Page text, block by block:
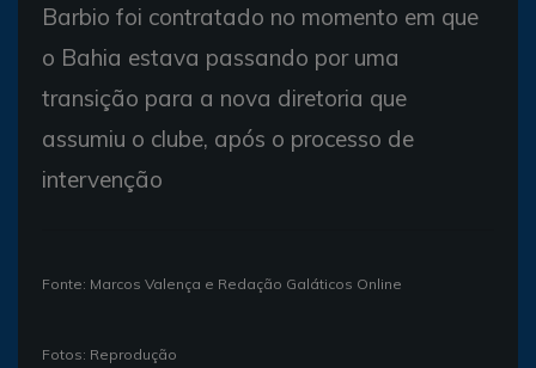
Barbio foi contratado no momento em que
o Bahia estava passando por uma
transição para a nova diretoria que
assumiu o clube, após o processo de
intervenção
Fonte: Marcos Valença e Redação Galáticos Online
Fotos: Reprodução